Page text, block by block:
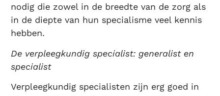
nodig die zowel in de breedte van de zorg als
in de diepte van hun specialisme veel kennis
hebben.
De verpleegkundig specialist: generalist en
specialist
Verpleegkundig specialisten zijn erg goed in